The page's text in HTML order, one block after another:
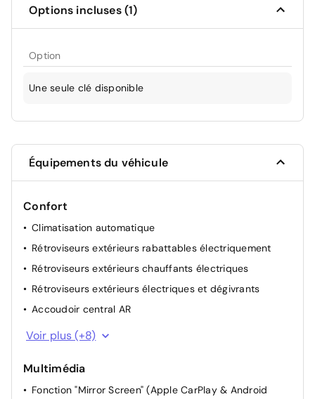
Options incluses (1)
Option
Une seule clé disponible
Équipements du véhicule
Confort
Climatisation automatique
Rétroviseurs extérieurs rabattables électriquement
Rétroviseurs extérieurs chauffants électriques
Rétroviseurs extérieurs électriques et dégivrants
Accoudoir central AR
Siège passager réglable en hauteur
Siège passager à réglage mécanique
Siège conducteur avec réglage lombaire
Voir plus (+8)
Multimédia
Fonction "Mirror Screen" (Apple CarPlay & Android